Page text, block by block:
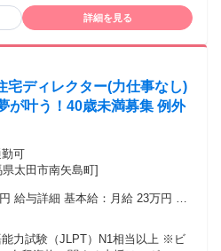
。
詳細を見る
宅ディレクター(力仕事なし)
が叶う！40歳未満募集 例外
可
太田市南矢島町]
給与詳細 基本給：月給 23万円 〜
金額：なし 全員に一律で支払われ
力試験（JLPT）N1相当以上 ※ビ